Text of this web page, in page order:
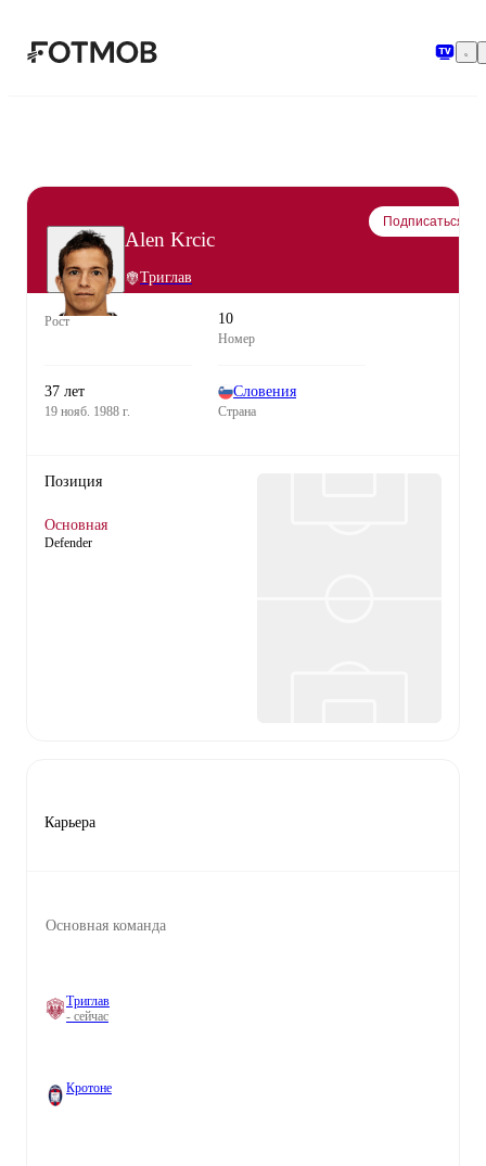
Alen Krcic
Триглав
Подписаться
Рост 10
Номер
37 лет
19 нояб. 1988 г.
Словения
Страна
Позиция
Основная
Defender
Карьера
Основная команда
Триглав
- сейчас
Кротоне